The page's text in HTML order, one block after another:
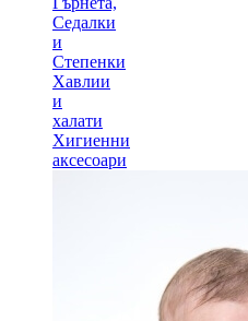
Седалки
и
Степенки
Хавлии
и
халати
Хигиенни
аксесоари